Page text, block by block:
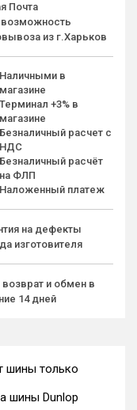
Почта
возможность
из г.Харьков
Наличными в
магазине
Терминал +3% в
магазине
Безналичный расчет с
НДС
Безналичный расчёт
на ФЛП
Наложенный платеж
на дефекты
изготовителя
возврат и обмен в
14 дней
шины только
шины Dunlop